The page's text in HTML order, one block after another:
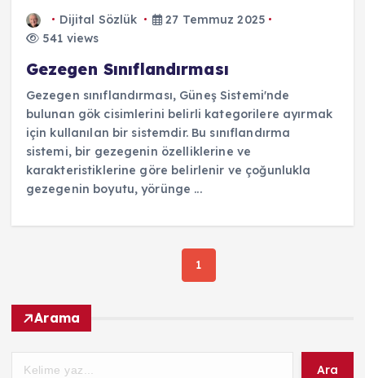
Dijital Sözlük
27 Temmuz 2025
541 views
Gezegen Sınıflandırması
Gezegen sınıflandırması, Güneş Sistemi'nde
bulunan gök cisimlerini belirli kategorilere ayırmak
için kullanılan bir sistemdir. Bu sınıflandırma
sistemi, bir gezegenin özelliklerine ve
karakteristiklerine göre belirlenir ve çoğunlukla
gezegenin boyutu, yörünge ...
1
Arama
Ara